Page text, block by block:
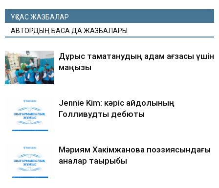
ҰҚСАС ЖАЗБАЛАР
АВТОРДЫҢ БАСҚА ДА ЖАЗБАЛАРЫ
Дұрыс тамақтанудың адам ағзасы үшін
маңызы
Jennie Kim: кәріс айдолының
Голливудтық дебюты
Мәриям Хакімжанова поэзиясындағы
аналар тақырыбы